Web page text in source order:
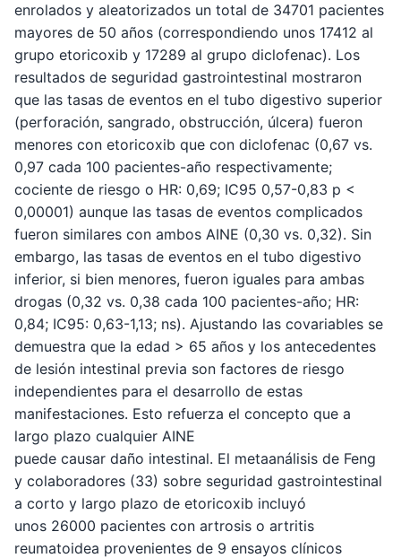
enrolados y aleatorizados un total de 34701 pacientes
mayores de 50 años (correspondiendo unos 17412 al
grupo etoricoxib y 17289 al grupo diclofenac). Los
resultados de seguridad gastrointestinal mostraron
que las tasas de eventos en el tubo digestivo superior
(perforación, sangrado, obstrucción, úlcera) fueron
menores con etoricoxib que con diclofenac (0,67 vs.
0,97 cada 100 pacientes-año respectivamente;
cociente de riesgo o HR: 0,69; IC95 0,57-0,83 p <
0,00001) aunque las tasas de eventos complicados
fueron similares con ambos AINE (0,30 vs. 0,32). Sin
embargo, las tasas de eventos en el tubo digestivo
inferior, si bien menores, fueron iguales para ambas
drogas (0,32 vs. 0,38 cada 100 pacientes-año; HR:
0,84; IC95: 0,63-1,13; ns). Ajustando las covariables se
demuestra que la edad > 65 años y los antecedentes
de lesión intestinal previa son factores de riesgo
independientes para el desarrollo de estas
manifestaciones. Esto refuerza el concepto que a
largo plazo cualquier AINE
puede causar daño intestinal. El metaanálisis de Feng
y colaboradores (33) sobre seguridad gastrointestinal
a corto y largo plazo de etoricoxib incluyó
unos 26000 pacientes con artrosis o artritis
reumatoidea provenientes de 9 ensayos clínicos